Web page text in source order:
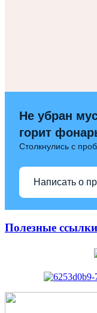
Не убран
горит
Столкнулись с
Написать о
Полезные ссылки